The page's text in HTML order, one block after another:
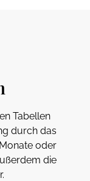
Tabellen
durch das
oder
die